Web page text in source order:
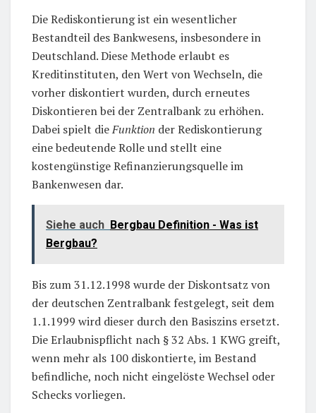
Die Rediskontierung ist ein wesentlicher
Bestandteil des Bankwesens, insbesondere in
Deutschland. Diese Methode erlaubt es
Kreditinstituten, den Wert von Wechseln, die
vorher diskontiert wurden, durch erneutes
Diskontieren bei der Zentralbank zu erhöhen.
Dabei spielt dieFunktion der Rediskontierung
eine bedeutende Rolle und stellt eine
kostengünstige Refinanzierungsquelle im
Bankenwesen dar.
Siehe auch Bergbau Definition - Was ist
Bergbau?
Bis zum 31.12.1998 wurde der Diskontsatz von
der deutschen Zentralbank festgelegt, seit dem
1.1.1999 wird dieser durch den Basiszins ersetzt.
Die Erlaubnispflicht nach § 32 Abs. 1 KWG greift,
wenn mehr als 100 diskontierte, im Bestand
befindliche, noch nicht eingelöste Wechsel oder
Schecks vorliegen.